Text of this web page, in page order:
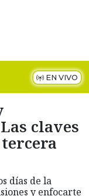
EN VIVO
claves
días de la
y enfocarte